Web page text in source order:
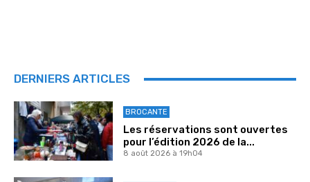
DERNIERS ARTICLES
BROCANTE
Les réservations sont ouvertes
pour l’édition 2026 de la...
8 août 2026 à 19h04